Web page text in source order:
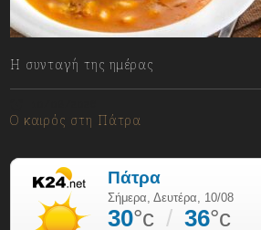
Η συνταγή της ημέρας
Ο καιρός στη Πάτρα